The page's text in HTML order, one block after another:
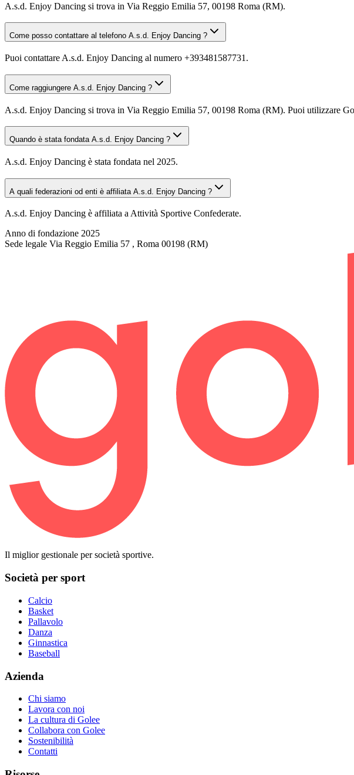
A.s.d. Enjoy Dancing si trova in Via Reggio Emilia 57, 00198 Roma (RM).
Come posso contattare al telefono A.s.d. Enjoy Dancing ?
Puoi contattare A.s.d. Enjoy Dancing al numero +393481587731.
Come raggiungere A.s.d. Enjoy Dancing ?
A.s.d. Enjoy Dancing si trova in Via Reggio Emilia 57, 00198 Roma (RM). Puoi utilizzare
Quando è stata fondata A.s.d. Enjoy Dancing ?
A.s.d. Enjoy Dancing è stata fondata nel 2025.
A quali federazioni od enti è affiliata A.s.d. Enjoy Dancing ?
A.s.d. Enjoy Dancing è affiliata a Attività Sportive Confederate.
Anno di fondazione 2025
Sede legale Via Reggio Emilia 57 , Roma 00198 (RM)
Il miglior gestionale per società sportive.
Società per sport
Calcio
Basket
Pallavolo
Danza
Ginnastica
Baseball
Azienda
Chi siamo
Lavora con noi
La cultura di Golee
Collabora con Golee
Sostenibilità
Contatti